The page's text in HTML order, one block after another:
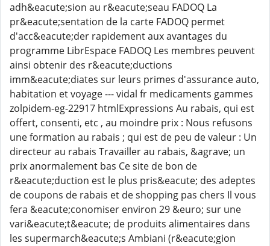
adh&eacute;sion au r&eacute;seau FADOQ La
pr&eacute;sentation de la carte FADOQ permet
d'acc&eacute;der rapidement aux avantages du
programme LibrEspace FADOQ Les membres peuvent
ainsi obtenir des r&eacute;ductions
imm&eacute;diates sur leurs primes d'assurance auto,
habitation et voyage --- vidal fr medicaments gammes
zolpidem-eg-22917 htmlExpressions Au rabais, qui est
offert, consenti, etc , au moindre prix : Nous refusons
une formation au rabais ; qui est de peu de valeur : Un
directeur au rabais Travailler au rabais, &agrave; un
prix anormalement bas Ce site de bon de
r&eacute;duction est le plus pris&eacute; des adeptes
de coupons de rabais et de shopping pas chers Il vous
fera &eacute;conomiser environ 29 &euro; sur une
vari&eacute;t&eacute; de produits alimentaires dans
les supermarch&eacute;s Ambiani (r&eacute;gion